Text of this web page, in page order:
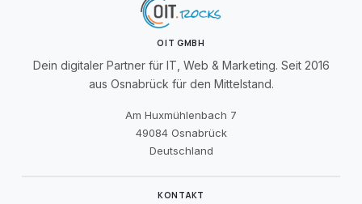
OIT GMBH
Dein digitaler Partner für IT, Web & Marketing. Seit 2016
aus Osnabrück für den Mittelstand.
Am Huxmühlenbach 7
49084 Osnabrück
Deutschland
KONTAKT